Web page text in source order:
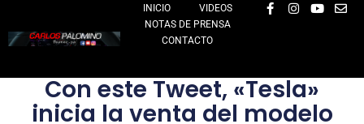
al
contenido
INICIO
VIDEOS
NOTAS DE PRENSA
CONTACTO
F
a
o
k
f
I
n
r
a
m
Y
o
e
E
n
p
Con este Tweet, «Tesla»
inicia la venta del modelo